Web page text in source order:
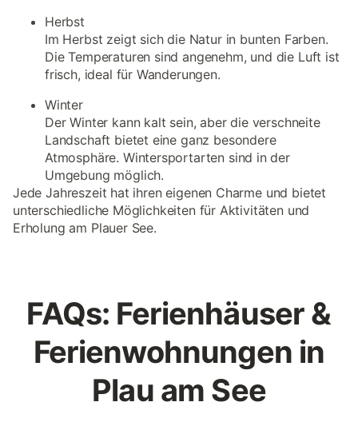
Herbst
Im Herbst zeigt sich die Natur in bunten Farben.
Die Temperaturen sind angenehm, und die Luft ist
frisch, ideal für Wanderungen.
Winter
Der Winter kann kalt sein, aber die verschneite
Landschaft bietet eine ganz besondere
Atmosphäre. Wintersportarten sind in der
Umgebung möglich.
Jede Jahreszeit hat ihren eigenen Charme und bietet
unterschiedliche Möglichkeiten für Aktivitäten und
Erholung am Plauer See.
FAQs: Ferienhäuser &
Ferienwohnungen in
Plau am See